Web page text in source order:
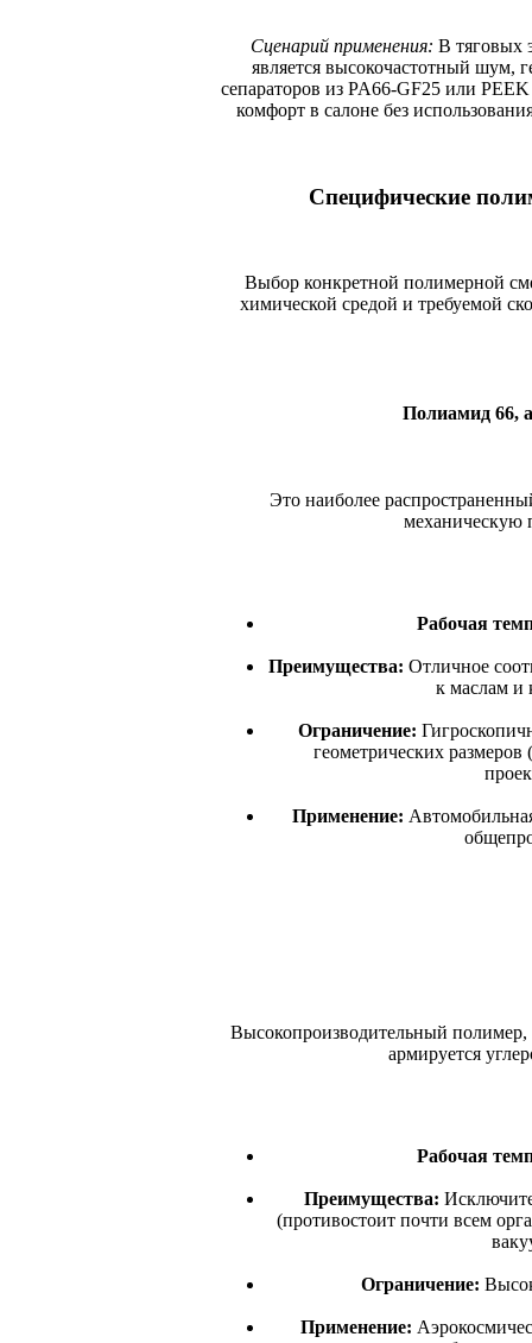
Сценарий применения: В тяговых
является высокочастотный шум,
сепараторов из PA66-GF25 или
комфорт в салоне без
Специфические
Выбор конкретной полимерной
химической средой и требуемой
Полиамид 66,
Это наиболее
механическую
Рабочая
Преимущества: Отличное
к маслам и
Ограничение:
геометрических
Применение:
Высокопроизводительный полимер,
армируется
Рабочая
Преимущества:
(противостоит почти всем
Ограничение:
Применение: